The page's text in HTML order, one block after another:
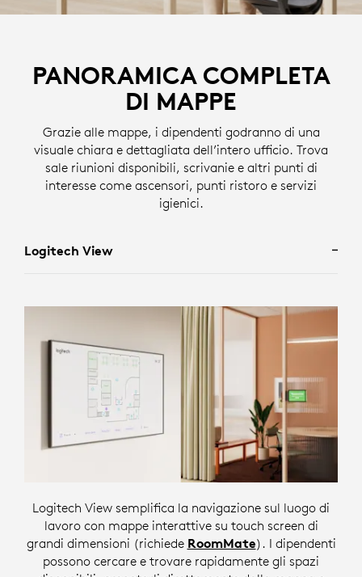
PANORAMICA COMPLETA
DI MAPPE
Grazie alle mappe, i dipendenti godranno di una
visuale chiara e dettagliata dell’intero ufficio. Trova
sale riunioni disponibili, scrivanie e altri punti di
interesse come ascensori, punti ristoro e servizi
igienici.
Logitech View
Logitech View semplifica la navigazione sul luogo di
lavoro con mappe interattive su touch screen di
grandi dimensioni (richiede RoomMate). I dipendenti
possono cercare e trovare rapidamente gli spazi